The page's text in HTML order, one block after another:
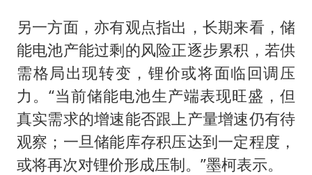
另一方面，亦有观点指出，长期来看，储
能电池产能过剩的风险正逐步累积，若供
需格局出现转变，锂价或将面临回调压
力。“当前储能电池生产端表现旺盛，但
真实需求的增速能否跟上产量增速仍有待
观察；一旦储能库存积压达到一定程度，
或将再次对锂价形成压制。”墨柯表示。